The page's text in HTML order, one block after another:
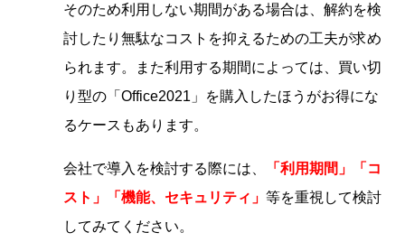
そのため利用しない期間がある場合は、解約を検
討したり無駄なコストを抑えるための工夫が求め
られます。また利用する期間によっては、買い切
り型の「Office2021」を購入したほうがお得にな
るケースもあります。
会社で導入を検討する際には、
「利用期間」「コ
スト」「機能、セキュリティ」 等を重視して検討
してみてください。